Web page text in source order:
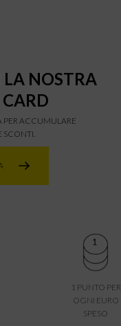
LA NOSTRA
PER ACCUMULARE
SCONTI.
1 PUNTO PER
OGNI EURO
SPESO